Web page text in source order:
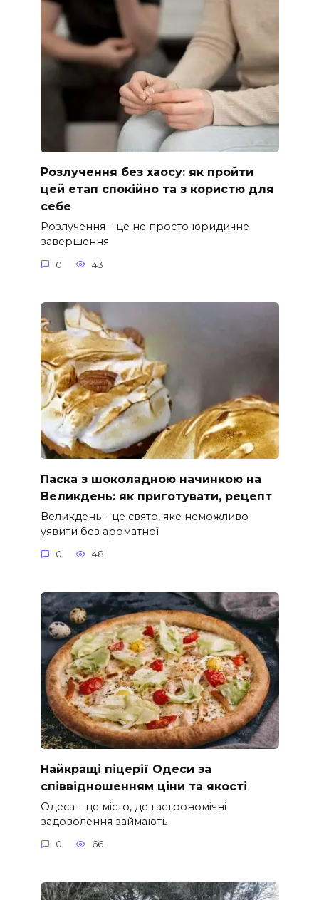
Розлучення без хаосу: як пройти
цей етап спокійно та з користю для
себе
Розлучення – це не просто юридичне
завершення
0 43
Паска з шоколадною начинкою на
Великдень: як приготувати, рецепт
Великдень – це свято, яке неможливо
уявити без ароматної
0 48
Найкращі піцерії Одеси за
співвідношенням ціни та якості
Одеса – це місто, де гастрономічні
задоволення займають
0 66